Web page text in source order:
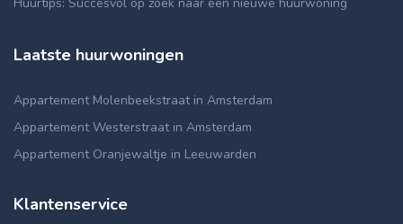
Laatste huurwoningen
Appartement Molenbeekstraat in Amsterdam
Appartement Westerstraat in Amsterdam
Appartement Oranjewaltje in Leeuwarden
Klantenservice